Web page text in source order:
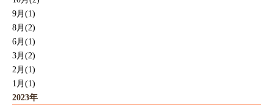
9月(1)
8月(2)
6月(1)
3月(2)
2月(1)
1月(1)
2023年